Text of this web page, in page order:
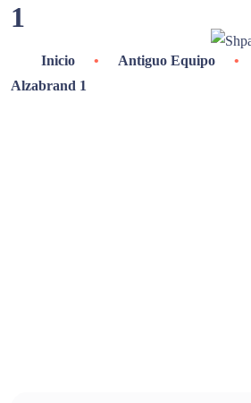
1
Inicio • Antiguo Equipo •
Alzabrand 1